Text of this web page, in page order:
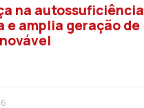
na autossuficiência
e amplia geração de